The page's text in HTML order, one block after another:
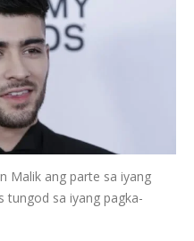
Malik ang parte sa iyang
tungod sa iyang pagka-